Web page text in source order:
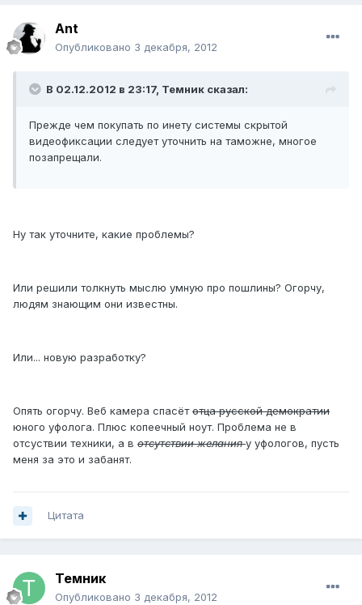
Ant
Опубликовано 3 декабря, 2012
В 02.12.2012 в 23:17, Темник сказал:
Прежде чем покупать по инету системы скрытой
видеофиксации следует уточнить на таможне, многое
позапрещали.
Ну так уточните, какие проблемы?
Или решили толкнуть мыслю умную про пошлины? Огорчу,
людям знающим они известны.
Или... новую разработку?
Опять огорчу. Веб камера спасётотца русской демократии
юного уфолога. Плюс копеечный ноут. Проблема не в
отсуствии техники, а в отсутствии желанияу уфологов, пусть
меня за это и забанят.
Цитата
Темник
Опубликовано 3 декабря, 2012